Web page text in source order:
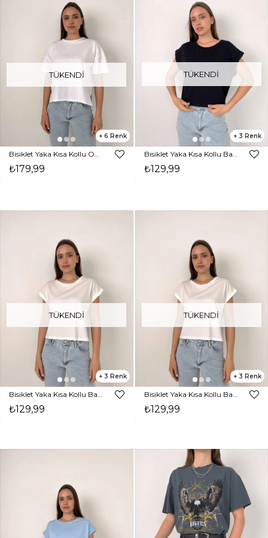
TÜKENDI
6
₺179,99
TÜKENDI
3
₺129,99
TÜKENDI
3
Bisiklet Yaka Kısa Kollu Basic Kadın Ekru Tişört 23K000439
₺129,99
TÜKENDI
3
Bisiklet Yaka Kısa Kollu Basic Kadın Beyaz Tişört 23K000439
₺129,99